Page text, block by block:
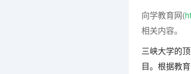
向学教育网(
相关内容。
三峡大学的
目。根据教